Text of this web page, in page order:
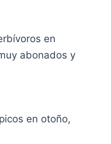
en
abonados y
en otoño,